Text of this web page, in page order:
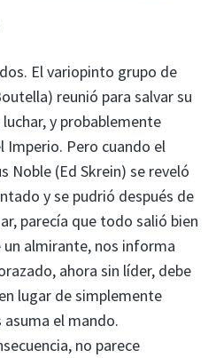
El variopinto grupo de
reunió para salvar su
y probablemente
Imperio. Pero cuando el
Noble (Ed Skrein) se reveló
y se pudrió después de
parecía que todo salió bien
almirante, nos informa
ahora sin líder, debe
lugar de simplemente
el mando.
no parece